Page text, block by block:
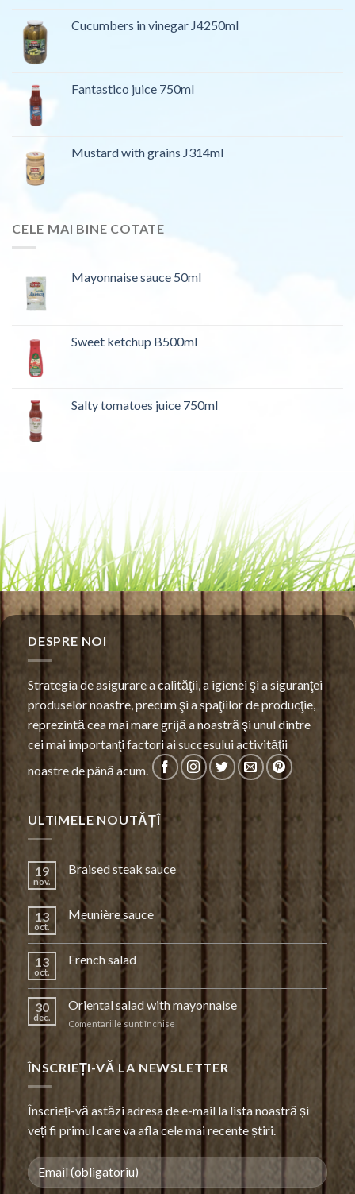
Cucumbers in vinegar J4250ml
Fantastico juice 750ml
Mustard with grains J314ml
CELE MAI BINE COTATE
Mayonnaise sauce 50ml
Sweet ketchup B500ml
Salty tomatoes juice 750ml
DESPRE NOI
Strategia de asigurare a calităţii, a igienei şi a siguranţei
produselor noastre, precum şi a spaţiilor de producţie,
reprezintă cea mai mare grijă a noastră şi unul dintre
cei mai importanţi factori ai succesului activităţii
noastre de până acum.
ULTIMELE NOUTĂȚÎ
19
nov.
Braised steak sauce
13
oct.
Meunière sauce
13
oct.
French salad
30
dec.
Oriental salad with mayonnaise
Comentariile sunt închise pentru
Oriental
with
ÎNSCRIEȚI-VĂ LA NEWSLETTER
Înscrieți-vă astăzi adresa de e-mail la lista noastră și
veți fi primul care va afla cele mai recente știri.